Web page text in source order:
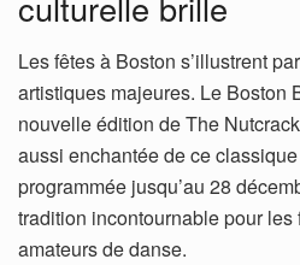
Les fêtes à Boston s’illustrent
artistiques majeures. Le Boston
nouvelle édition de The
aussi enchantée de ce
programmée jusqu’au 28
tradition incontournable pour
amateurs de danse.